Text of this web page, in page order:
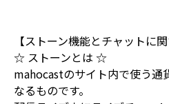
【ストーン機能とチャットに
☆ ストーンとは ☆
mahocastのサイト内で使う通
なるものです。